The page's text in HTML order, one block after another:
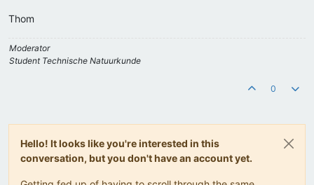
Thom
Moderator
Student Technische Natuurkunde
0
Hello! It looks like you're interested in this
conversation, but you don't have an account yet.